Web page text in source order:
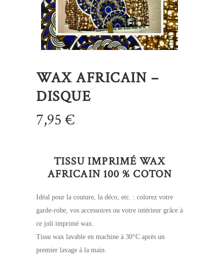
WAX AFRICAIN –
DISQUE
7,95€
TISSU IMPRIMÉ WAX
AFRICAIN 100 % COTON
Idéal pour la couture, la déco, etc. : colorez votre
garde-robe, vos accessoires ou votre intérieur grâce à
ce joli imprimé wax.
Tissu wax lavable en machine à 30°C après un
premier lavage à la main.